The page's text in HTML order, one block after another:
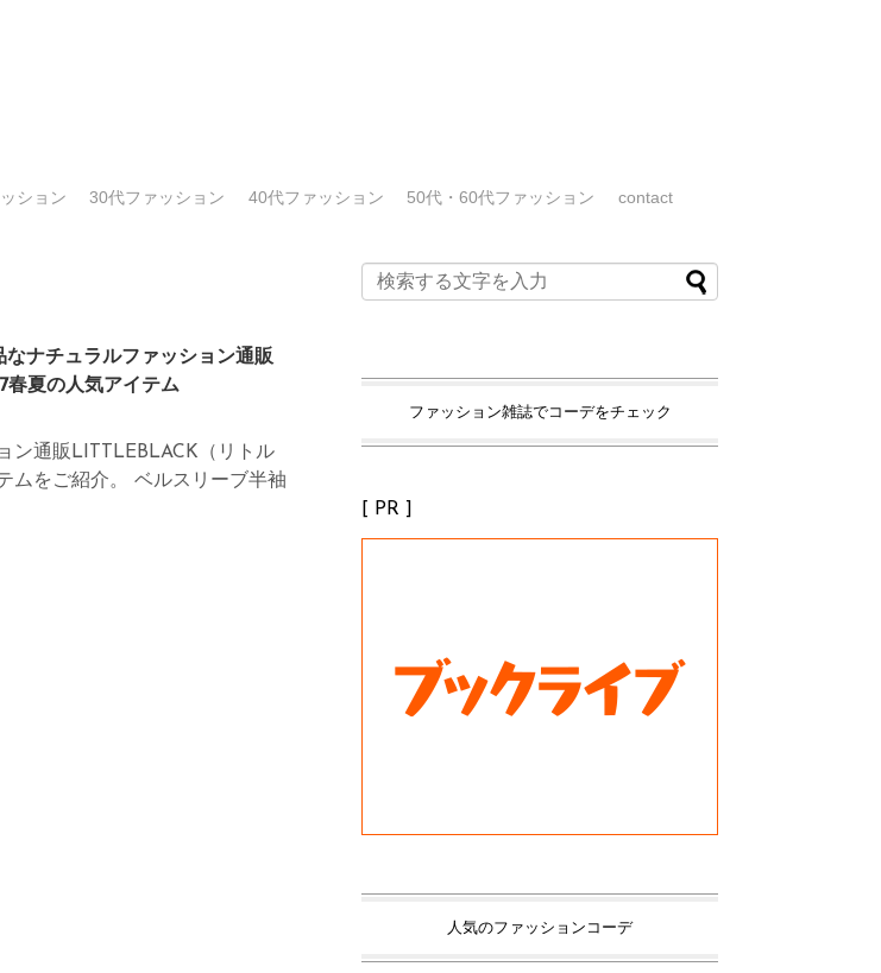
ション 30代ファッション 40代ファッション 50代・60代ファッション contact
ナチュラルファッション通販
春夏の人気アイテム
ン通販LITTLEBLACK（リトル
ムをご紹介。 ベルスリーブ半袖
ファッション雑誌でコーデをチェック
[ PR ]
人気のファッションコーデ